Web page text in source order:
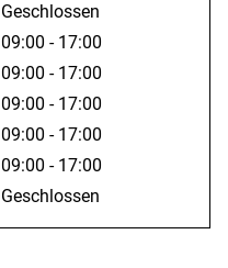
Geschlossen
09:00 - 17:00
09:00 - 17:00
09:00 - 17:00
09:00 - 17:00
09:00 - 17:00
Geschlossen